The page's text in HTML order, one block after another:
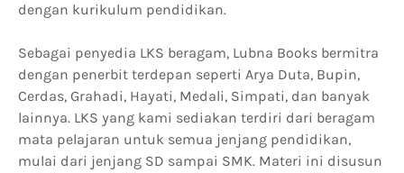
dengan kurikulum pendidikan.
Sebagai penyedia LKS beragam, Lubna Books bermitra
dengan penerbit terdepan seperti Arya Duta, Bupin,
Cerdas, Grahadi, Hayati, Medali, Simpati, dan banyak
lainnya. LKS yang kami sediakan terdiri dari beragam
mata pelajaran untuk semua jenjang pendidikan,
mulai dari jenjang SD sampai SMK. Materi ini disusun